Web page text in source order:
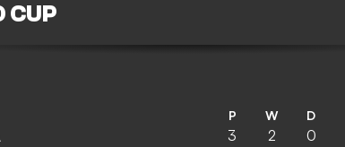
CUP
P W D
3 2 0